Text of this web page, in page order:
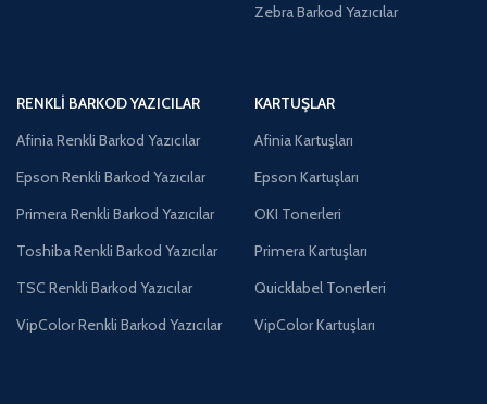
Zebra Barkod Yazıcılar
RENKLI BARKOD YAZICILAR
Afinia Renkli Barkod Yazıcılar
Epson Renkli Barkod Yazıcılar
Primera Renkli Barkod Yazıcılar
Toshiba Renkli Barkod Yazıcılar
TSC Renkli Barkod Yazıcılar
VipColor Renkli Barkod Yazıcılar
KARTUŞLAR
Afinia Kartuşları
Epson Kartuşları
OKI Tonerleri
Primera Kartuşları
Quicklabel Tonerleri
VipColor Kartuşları